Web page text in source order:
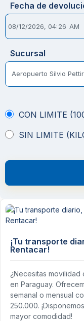
Fecha de
Sucursal
Aeropuerto Silvio
CON LIMITE
SIN LIMITE
¡Tu transporte
Rentacar!
¿Necesitas movilidad
en Paraguay.
semanal o mensual
250.000.
mayor comodidad!